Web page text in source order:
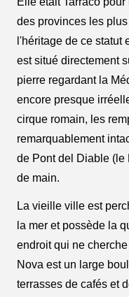
des provinces les
l'héritage de ce statut
est situé directement
pierre regardant la
encore presque
cirque romain, les
remarquablement
de Pont del Diable (le
de main.
La vieille ville est
la mer et possède la
endroit qui ne
Nova est un large
terrasses de cafés et